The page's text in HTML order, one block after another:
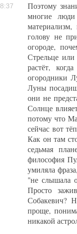
Поэтому
многие
голову не
огороде,
Стрельце
растёт,
огородники
Луны
они не
Солнце
потому что
сейчас вот
Как он там
седьмая
философия
умиляла
"не слышала
Просто
Собакевич?
проще,
никакой